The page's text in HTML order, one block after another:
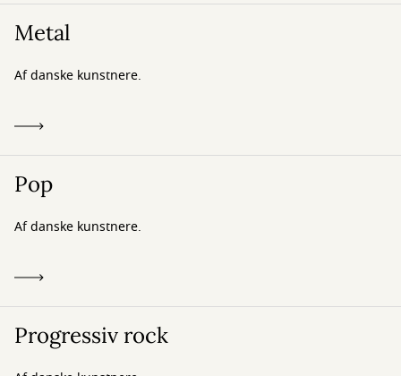
Metal
Af danske kunstnere.
Pop
Af danske kunstnere.
Progressiv rock